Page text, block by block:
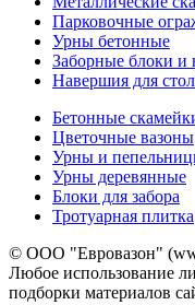
Парковочные
Урны бетонные
Заборные блоки и
Навершия для
Бетонные
Цветочные вазоны
Урны и
Урны деревянные
Блоки для забора
Тротуарная плитка
© ООО "Евровазон"
Любое использование
подборки материалов